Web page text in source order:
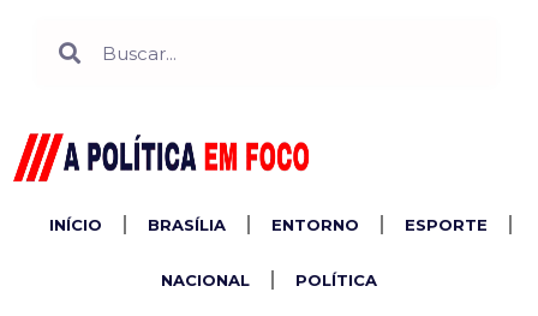
INÍCIO BRASÍLIA ENTORNO ESPORTE
NACIONAL POLÍTICA